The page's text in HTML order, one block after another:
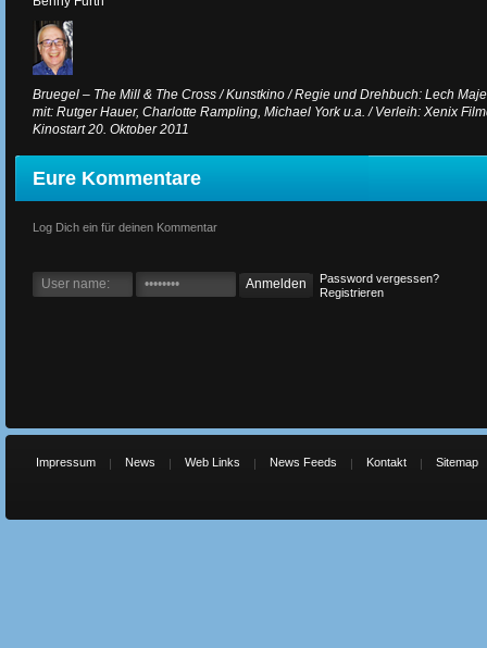
Bruegel – The Mill & The Cross / Kunstkino / Regie und Drehbuch: Lech
mit: Rutger Hauer, Charlotte Rampling, Michael York u.a. / Verleih: Xenix
Kinostart 20. Oktober 2011
Eure Kommentare
Log Dich ein für deinen Kommentar
Password vergessen?
Registrieren
Impressum News Web Links News Feeds Kontakt Sitemap